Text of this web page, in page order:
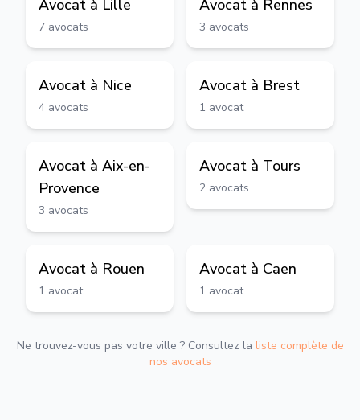
Avocat à Lille
7 avocats
Avocat à Rennes
3 avocats
Avocat à Nice
4 avocats
Avocat à Brest
1 avocat
Avocat à Aix-en-
Provence
3 avocats
Avocat à Tours
2 avocats
Avocat à Rouen
1 avocat
Avocat à Caen
1 avocat
Ne trouvez-vous pas votre ville ? Consultez la liste complète de
nos avocats